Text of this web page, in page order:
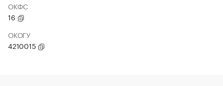
ОКФС
16
ОКОГУ
4210015